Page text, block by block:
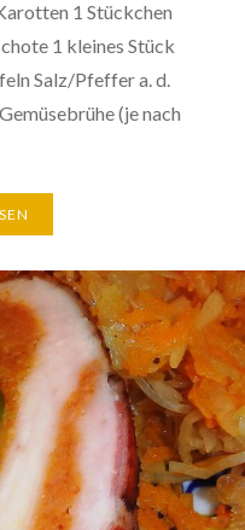
1 Stückchen
1 kleines Stück
Salz/Pfeffer a. d.
(je nach